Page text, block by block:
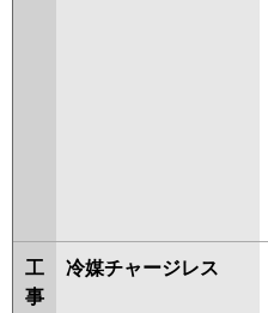
工
事
冷媒チャージレス